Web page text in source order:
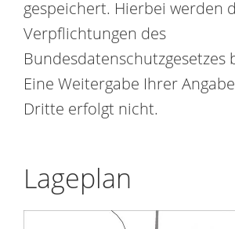
gespeichert. Hierbei werden
Verpflichtungen des
Bundesdatenschutzgesetzes
Eine Weitergabe Ihrer
Dritte erfolgt nicht.
Lageplan